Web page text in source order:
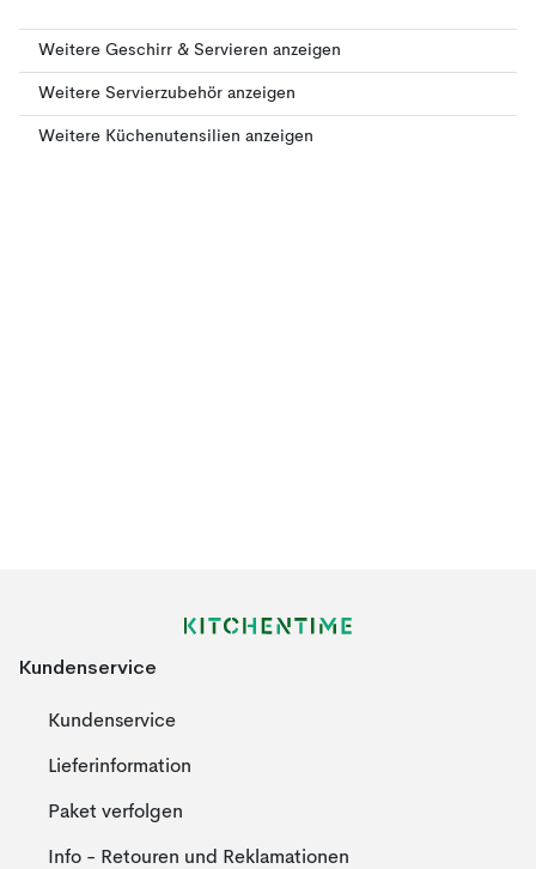
Weitere Geschirr & Servieren anzeigen
Weitere Servierzubehör anzeigen
Weitere Küchenutensilien anzeigen
Kundenservice
Kundenservice
Lieferinformation
Paket verfolgen
Info - Retouren und Reklamationen